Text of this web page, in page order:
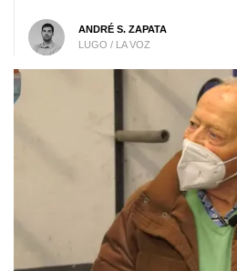
ANDRÉ S. ZAPATA
LUGO / LA VOZ